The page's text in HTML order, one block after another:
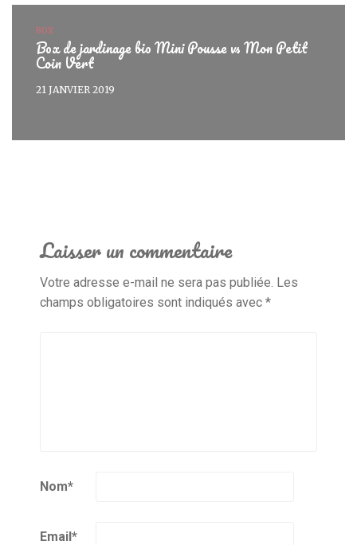
BOX
Box de jardinage bio Mini Pousse vs Mon Petit
Coin Vert
21 JANVIER 2019
Laisser un commentaire
Votre adresse e-mail ne sera pas publiée. Les
champs obligatoires sont indiqués avec *
Nom*
Email*